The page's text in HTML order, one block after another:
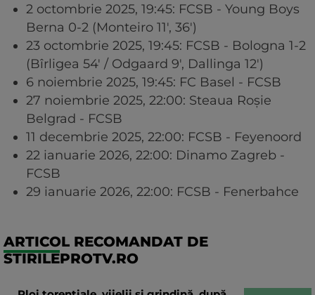
2 octombrie 2025, 19:45: FCSB - Young Boys
Berna 0-2 (Monteiro 11', 36')
23 octombrie 2025, 19:45: FCSB - Bologna 1-2
(Bîrligea 54' / Odgaard 9', Dallinga 12')
6 noiembrie 2025, 19:45: FC Basel - FCSB
27 noiembrie 2025, 22:00: Steaua Roșie
Belgrad - FCSB
11 decembrie 2025, 22:00: FCSB - Feyenoord
22 ianuarie 2026, 22:00: Dinamo Zagreb -
FCSB
29 ianuarie 2026, 22:00: FCSB - Fenerbahce
ARTICOL RECOMANDAT DE
STIRILEPROTV.RO